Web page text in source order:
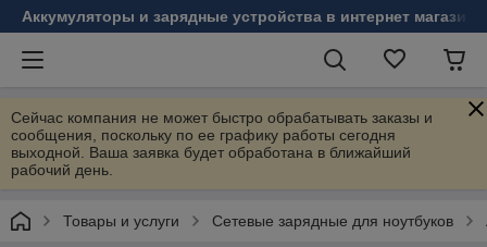
Аккумуляторы и зарядные устройства в интернет магазине
Сейчас компания не может быстро обрабатывать заказы и
сообщения, поскольку по ее графику работы сегодня
выходной. Ваша заявка будет обработана в ближайший
рабочий день.
Товары и услуги Сетевые зарядные для ноутбуков